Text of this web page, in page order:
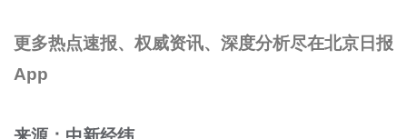
更多热点速报、权威资讯、深度分析尽在北京日报
App